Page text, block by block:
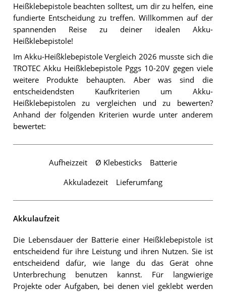
Heißklebepistole beachten solltest, um dir zu helfen, eine
fundierte Entscheidung zu treffen. Willkommen auf der
spannenden Reise zu deiner idealen Akku-
Heißklebepistole!
Im Akku-Heißklebepistole Vergleich 2026 musste sich die
TROTEC Akku Heißklebepistole Pggs 10-20V gegen viele
weitere Produkte behaupten. Aber was sind die
entscheidendsten Kaufkriterien um Akku-
Heißklebepistolen zu vergleichen und zu bewerten?
Anhand der folgenden Kriterien wurde unter anderem
bewertet:
Aufheizzeit Ø Klebesticks Batterie
Akkuladezeit Lieferumfang
Akkulaufzeit
Die Lebensdauer der Batterie einer Heißklebepistole ist
entscheidend für ihre Leistung und ihren Nutzen. Sie ist
entscheidend dafür, wie lange du das Gerät ohne
Unterbrechung benutzen kannst. Für langwierige
Projekte oder Aufgaben, bei denen viel geklebt werden